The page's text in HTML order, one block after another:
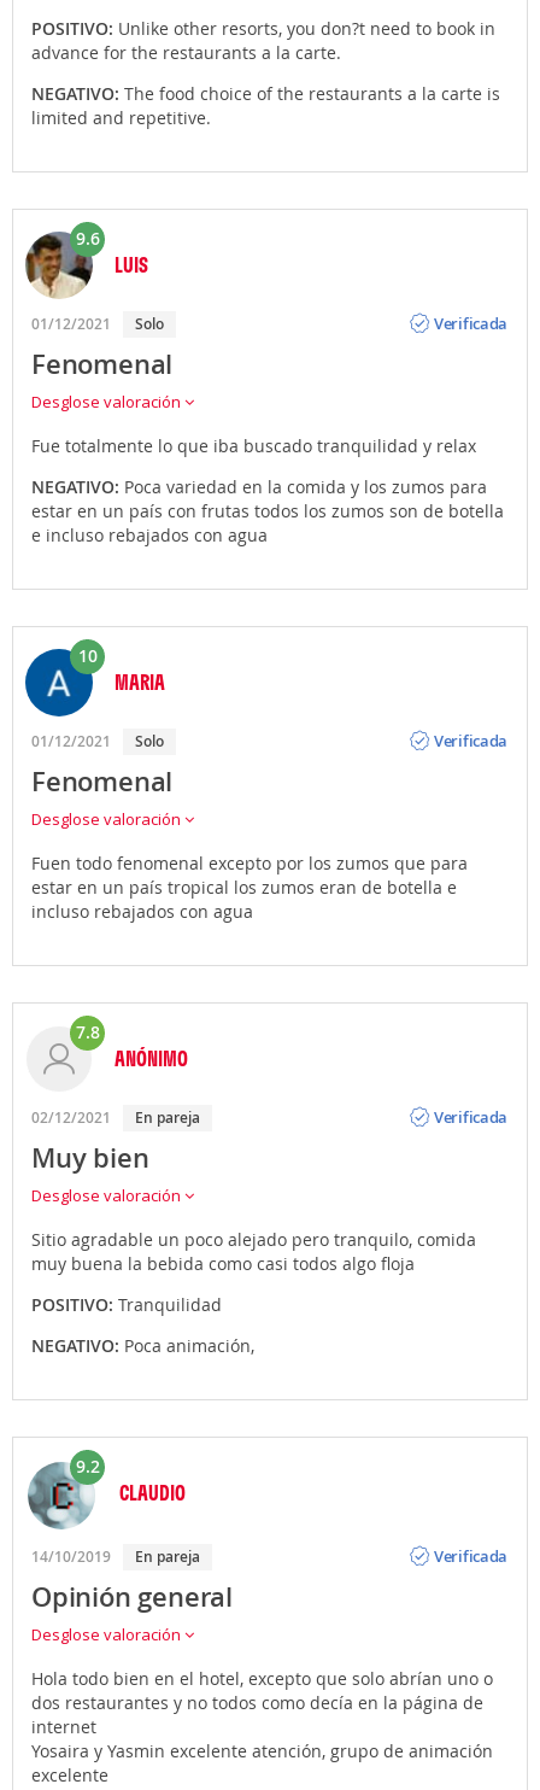
POSITIVO: Unlike other resorts, you don?t need to book in
advance for the restaurants a la carte.
NEGATIVO: The food choice of the restaurants a la carte is
limited and repetitive.
9.6
LUIS
01/12/2021 Solo
Verificada
Fenomenal
Desglose valoración
Fue totalmente lo que iba buscado tranquilidad y relax
NEGATIVO: Poca variedad en la comida y los zumos para
estar en un país con frutas todos los zumos son de botella
e incluso rebajados con agua
10
MARIA
01/12/2021 Solo
Verificada
Fenomenal
Desglose valoración
Fuen todo fenomenal excepto por los zumos que para
estar en un país tropical los zumos eran de botella e
incluso rebajados con agua
7.8
ANÓNIMO
02/12/2021 En pareja
Verificada
Muy bien
Desglose valoración
Sitio agradable un poco alejado pero tranquilo, comida
muy buena la bebida como casi todos algo floja
POSITIVO: Tranquilidad
NEGATIVO: Poca animación,
9.2
CLAUDIO
14/10/2019 En pareja
Verificada
Opinión general
Desglose valoración
Hola todo bien en el hotel, excepto que solo abrían uno o
dos restaurantes y no todos como decía en la página de
internet
Yosaira y Yasmin excelente atención, grupo de animación
excelente